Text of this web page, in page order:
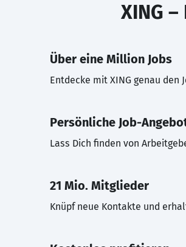
XING
Über eine Million Jobs
Entdecke mit XING genau den
Persönliche Job-
Lass Dich finden von
21 Mio. Mitglieder
Knüpf neue Kontakte und